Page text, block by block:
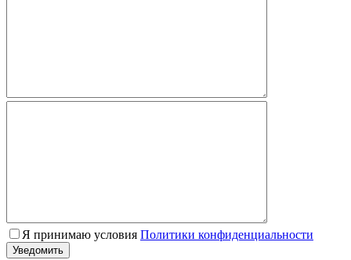
Я принимаю условия Политики конфиденциальности